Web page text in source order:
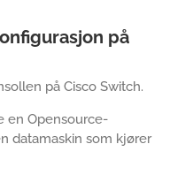
på
på Cisco Switch.
en Opensource-
datamaskin som kjører